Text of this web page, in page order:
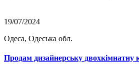
19/07/2024
Одеса, Одеська обл.
Продам дизайнерську двохкімнатну